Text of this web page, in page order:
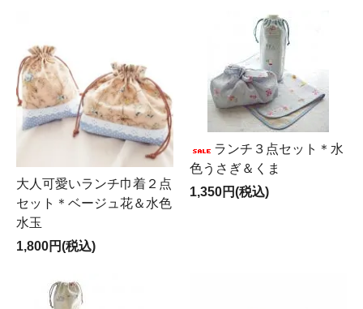
大人可愛いランチ巾着２点
セット＊ベージュ花＆水色
水玉
1,800円(税込)
ランチ３点セット＊水
色うさぎ＆くま
1,350円(税込)